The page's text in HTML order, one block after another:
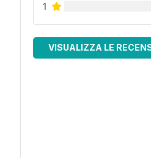
1
VISUALIZZA LE